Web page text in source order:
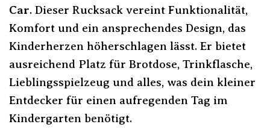
Car. Dieser Rucksack vereint Funktionalität,
Komfort und ein ansprechendes Design, das
Kinderherzen höherschlagen lässt. Er bietet
ausreichend Platz für Brotdose, Trinkflasche,
Lieblingsspielzeug und alles, was dein kleiner
Entdecker für einen aufregenden Tag im
Kindergarten benötigt.